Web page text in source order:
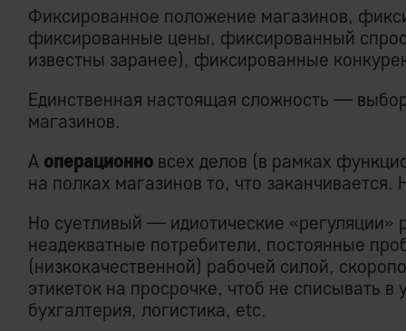
Фиксированное положение магазинов,
фиксированные цены, фиксированный
известны заранее), фиксированные
Единственная настоящая сложность —
магазинов.
А операционно всех делов (в рамках
на полках магазинов то, что
Но суетливый — идиотические «регуляции»
неадекватные потребители, постоянные
(низкокачественной) рабочей силой,
этикеток на просрочке, чтоб не списывать в
бухгалтерия, логистика, etc.